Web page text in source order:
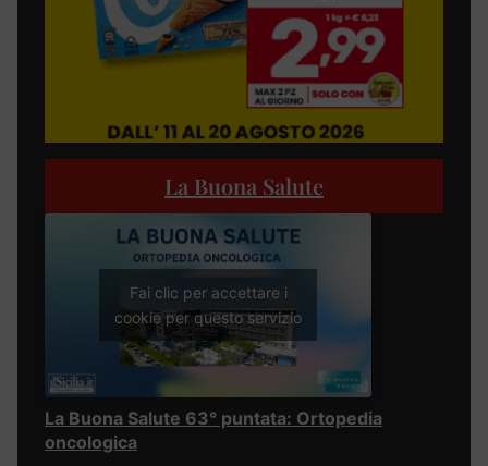
La Buona Salute
Fai clic per accettare i
cookie per questo servizio
La Buona Salute 63° puntata: Ortopedia
oncologica